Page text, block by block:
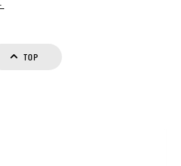
TOP